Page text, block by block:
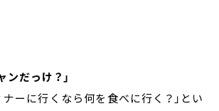
ンだっけ？」
ナーに行くなら何を食べに行く？」とい